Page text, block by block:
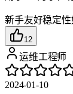
新手友好稳定性
12
运维工程师
2024-01-10